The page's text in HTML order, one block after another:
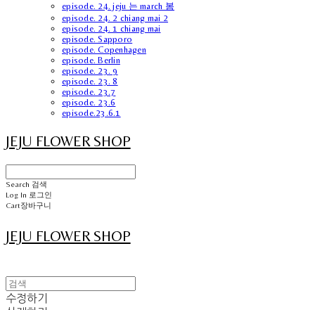
episode. 24. jeju 는 march 봄
episode. 24. 2 chiang mai 2
episode. 24. 1 chiang mai
episode. Sapporo
episode. Copenhagen
episode. Berlin
episode. 23. 9
episode. 23. 8
episode. 23.7
episode. 23.6
episode.23.6.1
JEJU FLOWER SHOP
Search 검색
Log In 로그인
Cart장바구니
JEJU FLOWER SHOP
수정하기